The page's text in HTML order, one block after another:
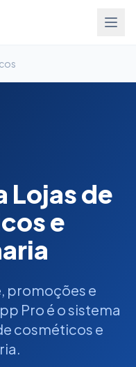
Lojas de
e
promoções e
Pro é o sistema
cosméticos e